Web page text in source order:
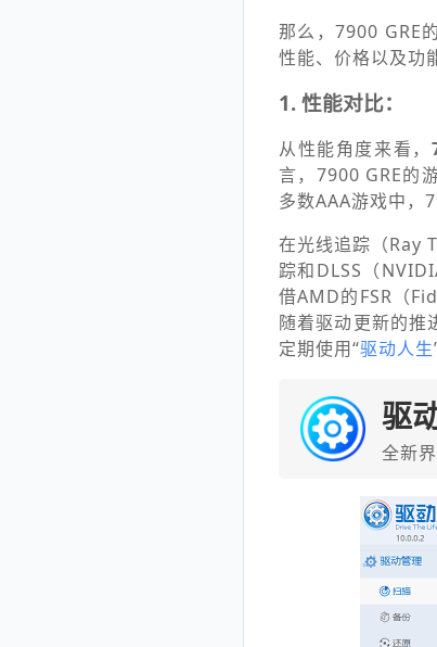
那么，7900 GRE
性能、价格以及功
1. 性能对比：
从性能角度来看，
言，7900 GRE的
多数AAA游戏中，
在光线追踪（Ray
踪和DLSS（
借AMD的FSR（
随着驱动更新的推
定期使用“驱动人生
驱
全新